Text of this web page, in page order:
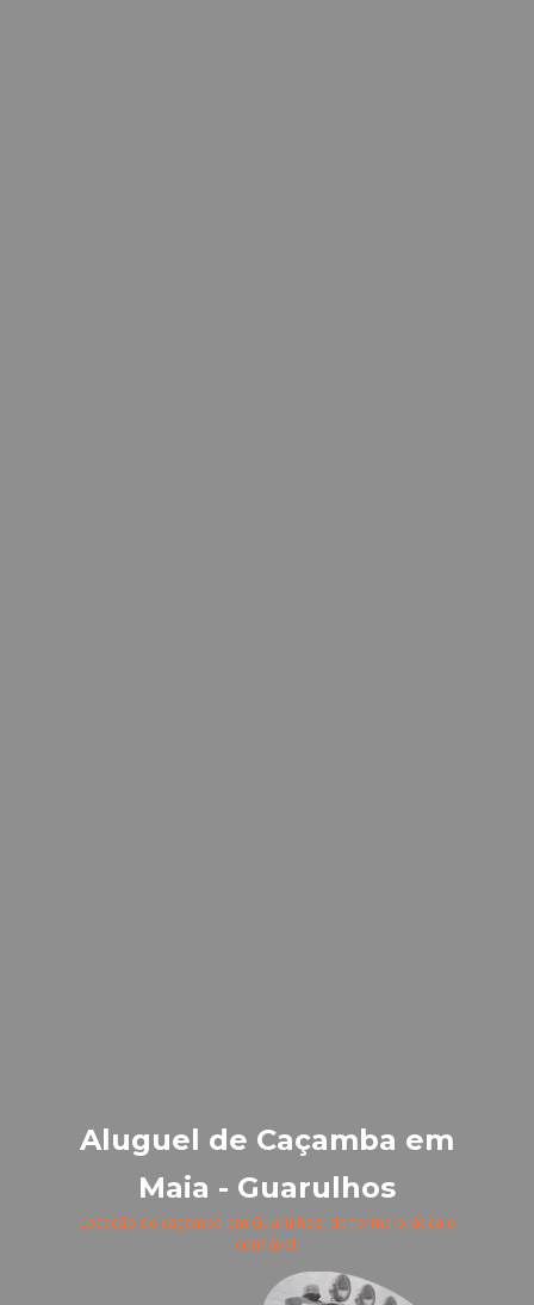
Aluguel de Caçamba em
Maia - Guarulhos
Locação de caçamba em Guarulhos, de forma prática e
confiável.